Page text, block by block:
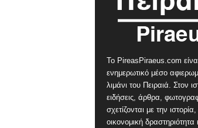
Το PireasPiraeus.com
ενημερωτικό μέσο
λιμάνι του Πειραιά. Στον
ειδήσεις, άρθρα,
σχετίζονται με την
οικονομική